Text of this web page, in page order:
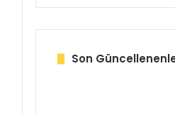
Son